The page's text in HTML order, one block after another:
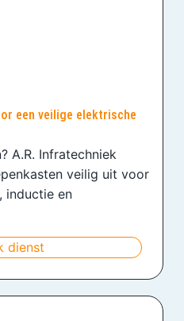
een veilige elektrische
A.R. Infratechniek
veilig uit voor
inductie en
dienst